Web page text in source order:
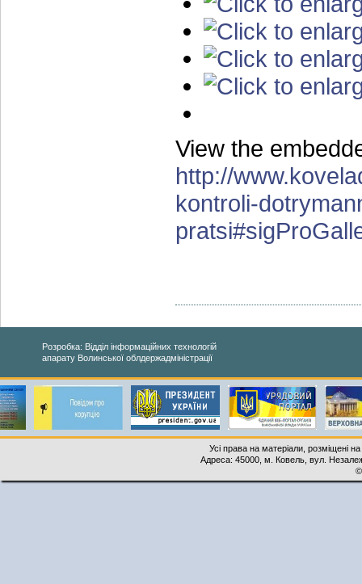
View the
http://
kontroli-
Розробка: Відділ інформаційних технологій
апарату Волинської облдержадміністрації
Усі права на матеріали, розміщені
Адреса: 45000, м. Ковель, вул.